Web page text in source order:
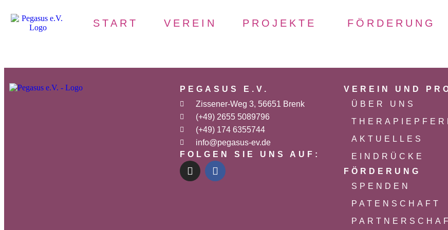
START VEREIN PROJEKTE FÖRDERUNG
PEGASUS E.V.
Zissener-Weg 3, 56651 Brenk
(+49) 2655 5089796
(+49) 174 6355744
info@pegasus-ev.de
FOLGEN SIE UNS AUF:
VEREIN UND
ÜBER UNS
AKTUELLES
EINDRÜCKE
FÖRDERUNG
SPENDEN
PATENSCHAFT